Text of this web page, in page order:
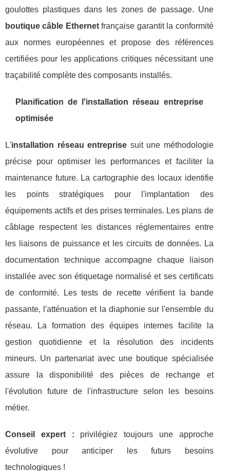
goulottes plastiques dans les zones de passage. Une
boutique câble Ethernetfrançaise garantit la conformité
aux normes européennes et propose des références
certifiées pour les applications critiques nécessitant une
traçabilité complète des composants installés.
Planification de l'installation réseau entreprise
optimisée
L'installation réseau entreprise suit une méthodologie
précise pour optimiser les performances et faciliter la
maintenance future. La cartographie des locaux identifie
les points stratégiques pour l'implantation des
équipements actifs et des prises terminales. Les plans de
câblage respectent les distances réglementaires entre
les liaisons de puissance et les circuits de données. La
documentation technique accompagne chaque liaison
installée avec son étiquetage normalisé et ses certificats
de conformité. Les tests de recette vérifient la bande
passante, l'atténuation et la diaphonie sur l'ensemble du
réseau. La formation des équipes internes facilite la
gestion quotidienne et la résolution des incidents
mineurs. Un partenariat avec une boutique spécialisée
assure la disponibilité des pièces de rechange et
l'évolution future de l'infrastructure selon les besoins
métier.
Conseil expert : privilégiez toujours une approche
évolutive pour anticiper les futurs besoins
technologiques !